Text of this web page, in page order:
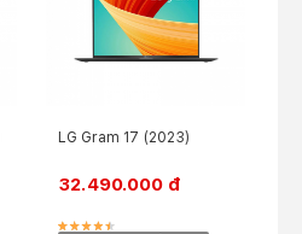
LG Gram 17 (2023)
32.490.000 đ